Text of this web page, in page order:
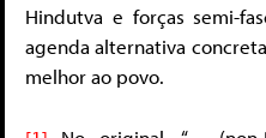
Hindutva e forças semi-
agenda alternativa
melhor ao povo.